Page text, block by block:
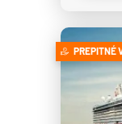
PREPITNÉ